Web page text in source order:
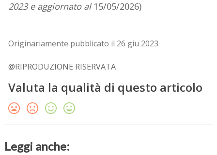
2023 e aggiornato al 15/05/2026)
Originariamente pubblicato il 26 giu 2023
@RIPRODUZIONE RISERVATA
Valuta la qualità di questo articolo
Leggi anche: